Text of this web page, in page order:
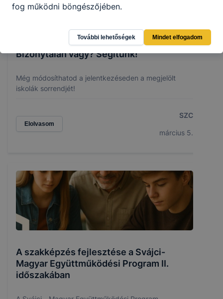
Bizonytalan vagy? Segítünk!
Még módosíthatod a jelentkezéseden a megjelölt
iskolák sorrendjét!
Elolvasom
SZC
március 5.
A szakképzés fejlesztése a Svájci-
Magyar Együttműködési Program II.
időszakában
fog működni böngészőjében.
További lehetőségek Mindet elfogadom